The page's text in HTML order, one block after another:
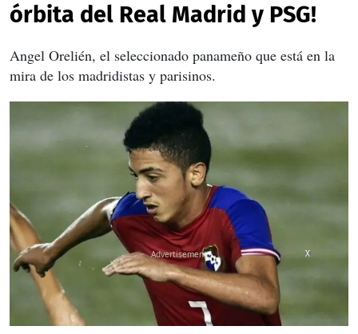
órbita del Real Madrid y PSG!
Angel Orelién, el seleccionado panameño que está en la
mira de los madridistas y parisinos.
X
X